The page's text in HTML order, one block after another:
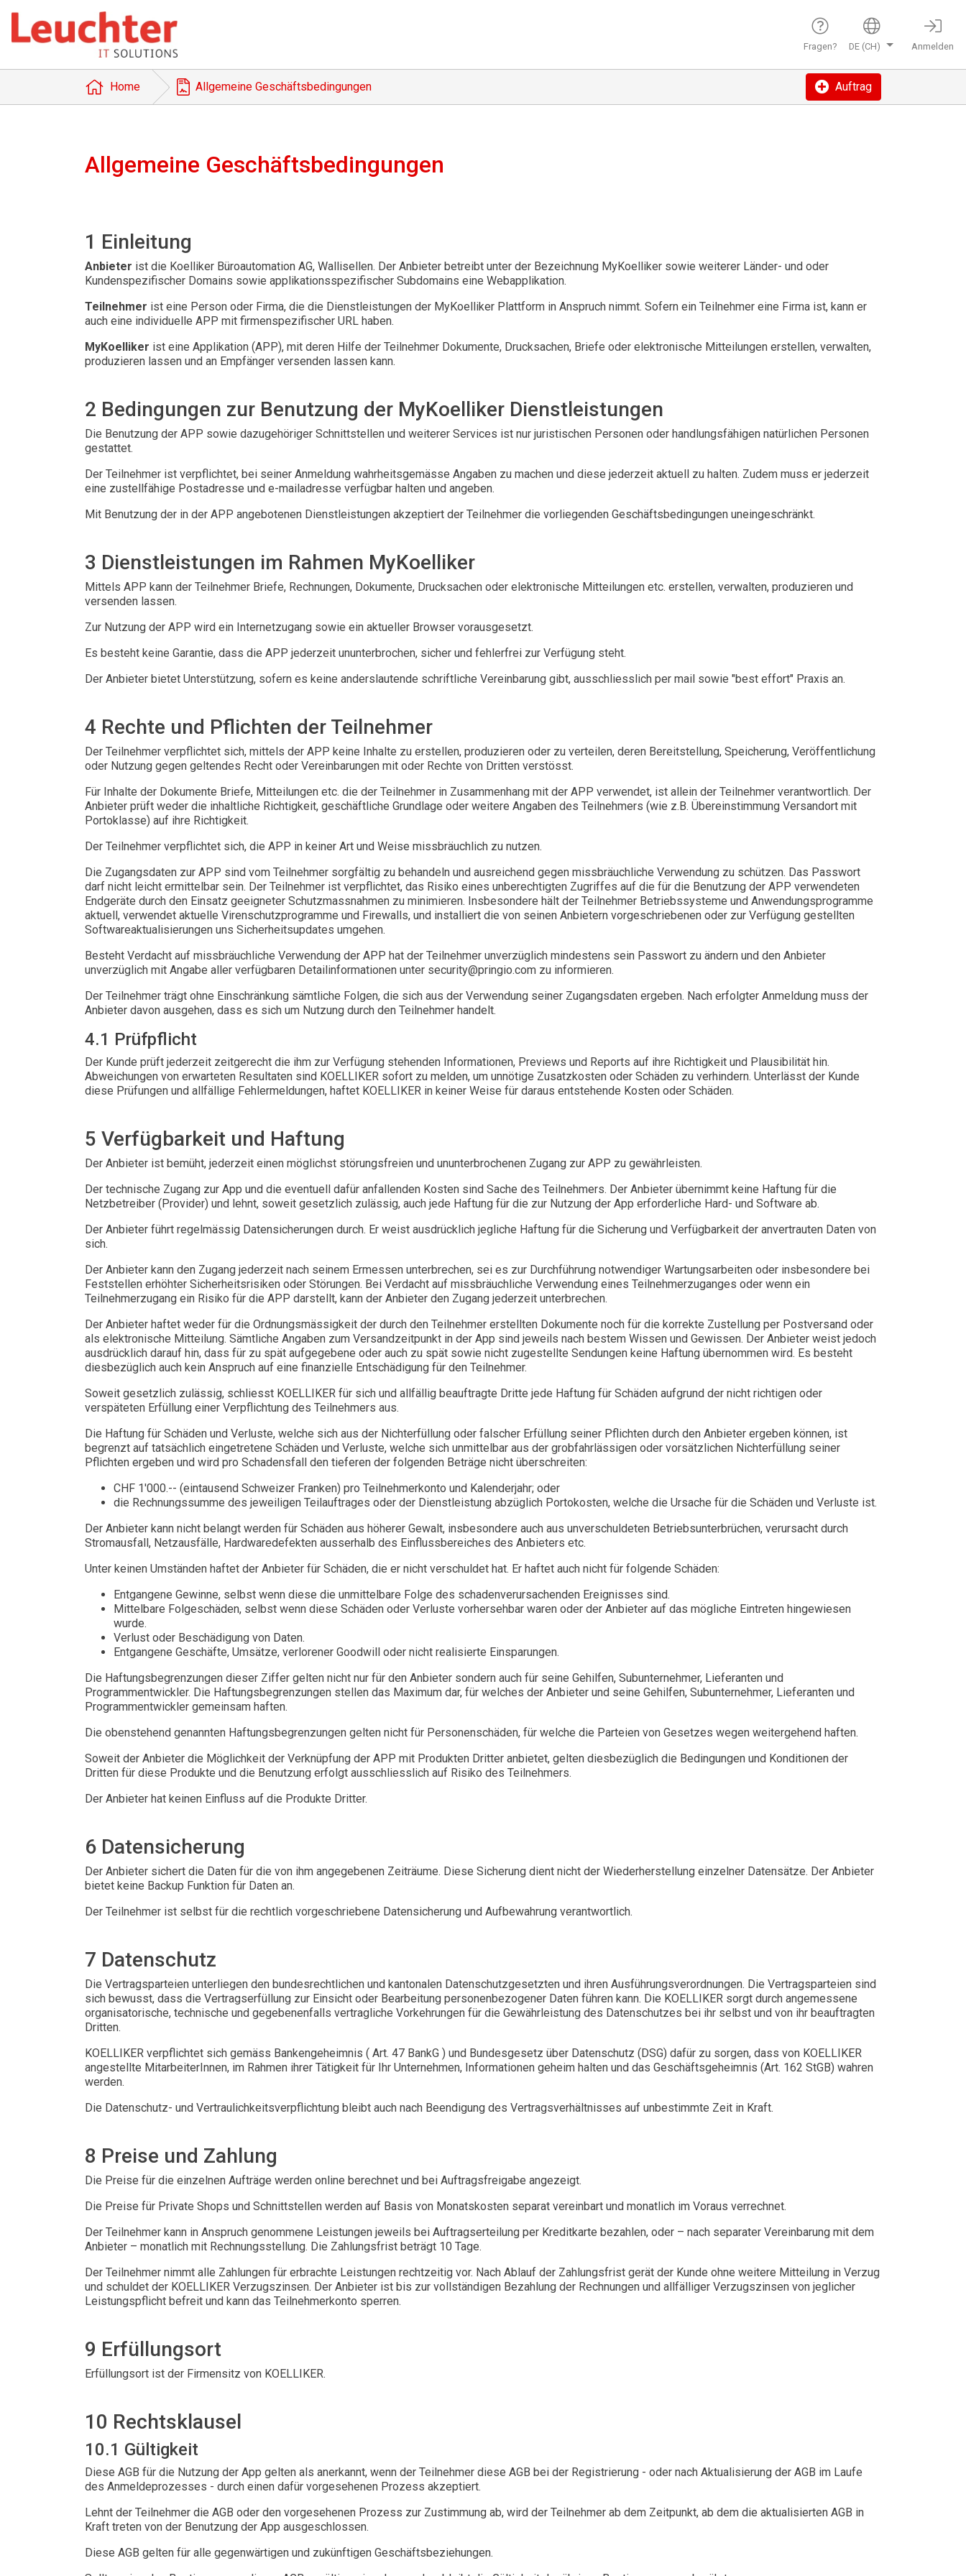
Fragen? DE (CH) Anmelden
Home Allgemeine Geschäftsbedingungen Auftrag
Allgemeine Geschäftsbedingungen
1 Einleitung
Anbieter ist die Koelliker Büroautomation AG, Wallisellen. Der Anbieter betreibt unter der Bezeichnung MyKoelliker sowie weiterer Länder- und oder
Kundenspezifischer Domains sowie applikationsspezifischer Subdomains eine Webapplikation.
Teilnehmer ist eine Person oder Firma, die die Dienstleistungen der MyKoelliker Plattform in Anspruch nimmt. Sofern ein Teilnehmer eine Firma ist, kann er
auch eine individuelle APP mit firmenspezifischer URL haben.
MyKoelliker ist eine Applikation (APP), mit deren Hilfe der Teilnehmer Dokumente, Drucksachen, Briefe oder elektronische Mitteilungen erstellen, verwalten,
produzieren lassen und an Empfänger versenden lassen kann.
2 Bedingungen zur Benutzung der MyKoelliker Dienstleistungen
Die Benutzung der APP sowie dazugehöriger Schnittstellen und weiterer Services ist nur juristischen Personen oder handlungsfähigen natürlichen Personen
gestattet.
Der Teilnehmer ist verpflichtet, bei seiner Anmeldung wahrheitsgemässe Angaben zu machen und diese jederzeit aktuell zu halten. Zudem muss er jederzeit
eine zustellfähige Postadresse und e-mailadresse verfügbar halten und angeben.
Mit Benutzung der in der APP angebotenen Dienstleistungen akzeptiert der Teilnehmer die vorliegenden Geschäftsbedingungen uneingeschränkt.
3 Dienstleistungen im Rahmen MyKoelliker
Mittels APP kann der Teilnehmer Briefe, Rechnungen, Dokumente, Drucksachen oder elektronische Mitteilungen etc. erstellen, verwalten, produzieren und
versenden lassen.
Zur Nutzung der APP wird ein Internetzugang sowie ein aktueller Browser vorausgesetzt.
Es besteht keine Garantie, dass die APP jederzeit ununterbrochen, sicher und fehlerfrei zur Verfügung steht.
Der Anbieter bietet Unterstützung, sofern es keine anderslautende schriftliche Vereinbarung gibt, ausschliesslich per mail sowie "best effort" Praxis an.
4 Rechte und Pflichten der Teilnehmer
Der Teilnehmer verpflichtet sich, mittels der APP keine Inhalte zu erstellen, produzieren oder zu verteilen, deren Bereitstellung, Speicherung, Veröffentlichung
oder Nutzung gegen geltendes Recht oder Vereinbarungen mit oder Rechte von Dritten verstösst.
Für Inhalte der Dokumente Briefe, Mitteilungen etc. die der Teilnehmer in Zusammenhang mit der APP verwendet, ist allein der Teilnehmer verantwortlich. Der
Anbieter prüft weder die inhaltliche Richtigkeit, geschäftliche Grundlage oder weitere Angaben des Teilnehmers (wie z.B. Übereinstimmung Versandort mit
Portoklasse) auf ihre Richtigkeit.
Der Teilnehmer verpflichtet sich, die APP in keiner Art und Weise missbräuchlich zu nutzen.
Die Zugangsdaten zur APP sind vom Teilnehmer sorgfältig zu behandeln und ausreichend gegen missbräuchliche Verwendung zu schützen. Das Passwort
darf nicht leicht ermittelbar sein. Der Teilnehmer ist verpflichtet, das Risiko eines unberechtigten Zugriffes auf die für die Benutzung der APP verwendeten
Endgeräte durch den Einsatz geeigneter Schutzmassnahmen zu minimieren. Insbesondere hält der Teilnehmer Betriebssysteme und Anwendungsprogramme
aktuell, verwendet aktuelle Virenschutzprogramme und Firewalls, und installiert die von seinen Anbietern vorgeschriebenen oder zur Verfügung gestellten
Softwareaktualisierungen uns Sicherheitsupdates umgehen.
Besteht Verdacht auf missbräuchliche Verwendung der APP hat der Teilnehmer unverzüglich mindestens sein Passwort zu ändern und den Anbieter
unverzüglich mit Angabe aller verfügbaren Detailinformationen unter security@pringio.com zu informieren.
Der Teilnehmer trägt ohne Einschränkung sämtliche Folgen, die sich aus der Verwendung seiner Zugangsdaten ergeben. Nach erfolgter Anmeldung muss der
Anbieter davon ausgehen, dass es sich um Nutzung durch den Teilnehmer handelt.
4.1 Prüfpflicht
Der Kunde prüft jederzeit zeitgerecht die ihm zur Verfügung stehenden Informationen, Previews und Reports auf ihre Richtigkeit und Plausibilität hin.
Abweichungen von erwarteten Resultaten sind KOELLIKER sofort zu melden, um unnötige Zusatzkosten oder Schäden zu verhindern. Unterlässt der Kunde
diese Prüfungen und allfällige Fehlermeldungen, haftet KOELLIKER in keiner Weise für daraus entstehende Kosten oder Schäden.
5 Verfügbarkeit und Haftung
Der Anbieter ist bemüht, jederzeit einen möglichst störungsfreien und ununterbrochenen Zugang zur APP zu gewährleisten.
Der technische Zugang zur App und die eventuell dafür anfallenden Kosten sind Sache des Teilnehmers. Der Anbieter übernimmt keine Haftung für die
Netzbetreiber (Provider) und lehnt, soweit gesetzlich zulässig, auch jede Haftung für die zur Nutzung der App erforderliche Hard- und Software ab.
Der Anbieter führt regelmässig Datensicherungen durch. Er weist ausdrücklich jegliche Haftung für die Sicherung und Verfügbarkeit der anvertrauten Daten von
sich.
Der Anbieter kann den Zugang jederzeit nach seinem Ermessen unterbrechen, sei es zur Durchführung notwendiger Wartungsarbeiten oder insbesondere bei
Feststellen erhöhter Sicherheitsrisiken oder Störungen. Bei Verdacht auf missbräuchliche Verwendung eines Teilnehmerzuganges oder wenn ein
Teilnehmerzugang ein Risiko für die APP darstellt, kann der Anbieter den Zugang jederzeit unterbrechen.
Der Anbieter haftet weder für die Ordnungsmässigkeit der durch den Teilnehmer erstellten Dokumente noch für die korrekte Zustellung per Postversand oder
als elektronische Mitteilung. Sämtliche Angaben zum Versandzeitpunkt in der App sind jeweils nach bestem Wissen und Gewissen. Der Anbieter weist jedoch
ausdrücklich darauf hin, dass für zu spät aufgegebene oder auch zu spät sowie nicht zugestellte Sendungen keine Haftung übernommen wird. Es besteht
diesbezüglich auch kein Anspruch auf eine finanzielle Entschädigung für den Teilnehmer.
Soweit gesetzlich zulässig, schliesst KOELLIKER für sich und allfällig beauftragte Dritte jede Haftung für Schäden aufgrund der nicht richtigen oder
verspäteten Erfüllung einer Verpflichtung des Teilnehmers aus.
Die Haftung für Schäden und Verluste, welche sich aus der Nichterfüllung oder falscher Erfüllung seiner Pflichten durch den Anbieter ergeben können, ist
begrenzt auf tatsächlich eingetretene Schäden und Verluste, welche sich unmittelbar aus der grobfahrlässigen oder vorsätzlichen Nichterfüllung seiner
Pflichten ergeben und wird pro Schadensfall den tieferen der folgenden Beträge nicht überschreiten:
CHF 1'000.-- (eintausend Schweizer Franken) pro Teilnehmerkonto und Kalenderjahr; oder
die Rechnungssumme des jeweiligen Teilauftrages oder der Dienstleistung abzüglich Portokosten, welche die Ursache für die Schäden und Verluste ist.
Der Anbieter kann nicht belangt werden für Schäden aus höherer Gewalt, insbesondere auch aus unverschuldeten Betriebsunterbrüchen, verursacht durch
Stromausfall, Netzausfälle, Hardwaredefekten ausserhalb des Einflussbereiches des Anbieters etc.
Unter keinen Umständen haftet der Anbieter für Schäden, die er nicht verschuldet hat. Er haftet auch nicht für folgende Schäden:
Entgangene Gewinne, selbst wenn diese die unmittelbare Folge des schadenverursachenden Ereignisses sind.
Mittelbare Folgeschäden, selbst wenn diese Schäden oder Verluste vorhersehbar waren oder der Anbieter auf das mögliche Eintreten hingewiesen
wurde.
Verlust oder Beschädigung von Daten.
Entgangene Geschäfte, Umsätze, verlorener Goodwill oder nicht realisierte Einsparungen.
Die Haftungsbegrenzungen dieser Ziffer gelten nicht nur für den Anbieter sondern auch für seine Gehilfen, Subunternehmer, Lieferanten und
Programmentwickler. Die Haftungsbegrenzungen stellen das Maximum dar, für welches der Anbieter und seine Gehilfen, Subunternehmer, Lieferanten und
Programmentwickler gemeinsam haften.
Die obenstehend genannten Haftungsbegrenzungen gelten nicht für Personenschäden, für welche die Parteien von Gesetzes wegen weitergehend haften.
Soweit der Anbieter die Möglichkeit der Verknüpfung der APP mit Produkten Dritter anbietet, gelten diesbezüglich die Bedingungen und Konditionen der
Dritten für diese Produkte und die Benutzung erfolgt ausschliesslich auf Risiko des Teilnehmers.
Der Anbieter hat keinen Einfluss auf die Produkte Dritter.
6 Datensicherung
Der Anbieter sichert die Daten für die von ihm angegebenen Zeiträume. Diese Sicherung dient nicht der Wiederherstellung einzelner Datensätze. Der Anbieter
bietet keine Backup Funktion für Daten an.
Der Teilnehmer ist selbst für die rechtlich vorgeschriebene Datensicherung und Aufbewahrung verantwortlich.
7 Datenschutz
Die Vertragsparteien unterliegen den bundesrechtlichen und kantonalen Datenschutzgesetzten und ihren Ausführungsverordnungen. Die Vertragsparteien sind
sich bewusst, dass die Vertragserfüllung zur Einsicht oder Bearbeitung personenbezogener Daten führen kann. Die KOELLIKER sorgt durch angemessene
organisatorische, technische und gegebenenfalls vertragliche Vorkehrungen für die Gewährleistung des Datenschutzes bei ihr selbst und von ihr beauftragten
Dritten.
KOELLIKER verpflichtet sich gemäss Bankengeheimnis ( Art. 47 BankG ) und Bundesgesetz über Datenschutz (DSG) dafür zu sorgen, dass von KOELLIKER
angestellte MitarbeiterInnen, im Rahmen ihrer Tätigkeit für Ihr Unternehmen, Informationen geheim halten und das Geschäftsgeheimnis (Art. 162 StGB) wahren
werden.
Die Datenschutz- und Vertraulichkeitsverpflichtung bleibt auch nach Beendigung des Vertragsverhältnisses auf unbestimmte Zeit in Kraft.
8 Preise und Zahlung
Die Preise für die einzelnen Aufträge werden online berechnet und bei Auftragsfreigabe angezeigt.
Die Preise für Private Shops und Schnittstellen werden auf Basis von Monatskosten separat vereinbart und monatlich im Voraus verrechnet.
Der Teilnehmer kann in Anspruch genommene Leistungen jeweils bei Auftragserteilung per Kreditkarte bezahlen, oder – nach separater Vereinbarung mit dem
Anbieter – monatlich mit Rechnungsstellung. Die Zahlungsfrist beträgt 10 Tage.
Der Teilnehmer nimmt alle Zahlungen für erbrachte Leistungen rechtzeitig vor. Nach Ablauf der Zahlungsfrist gerät der Kunde ohne weitere Mitteilung in Verzug
und schuldet der KOELLIKER Verzugszinsen. Der Anbieter ist bis zur vollständigen Bezahlung der Rechnungen und allfälliger Verzugszinsen von jeglicher
Leistungspflicht befreit und kann das Teilnehmerkonto sperren.
9 Erfüllungsort
Erfüllungsort ist der Firmensitz von KOELLIKER.
10 Rechtsklausel
10.1 Gültigkeit
Diese AGB für die Nutzung der App gelten als anerkannt, wenn der Teilnehmer diese AGB bei der Registrierung - oder nach Aktualisierung der AGB im Laufe
des Anmeldeprozesses - durch einen dafür vorgesehenen Prozess akzeptiert.
Lehnt der Teilnehmer die AGB oder den vorgesehenen Prozess zur Zustimmung ab, wird der Teilnehmer ab dem Zeitpunkt, ab dem die aktualisierten AGB in
Kraft treten von der Benutzung der App ausgeschlossen.
Diese AGB gelten für alle gegenwärtigen und zukünftigen Geschäftsbeziehungen.